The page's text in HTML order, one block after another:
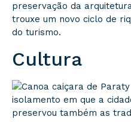
preservação da
trouxe um novo ciclo de
do turismo.
Cultura
isolamento em que a
preservou também as